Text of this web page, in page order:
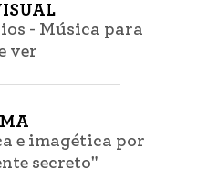
- Música para
ver
e imagética por
secreto"